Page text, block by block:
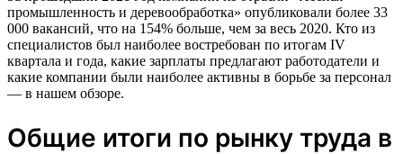
промышленность и деревообработка» опубликовали более 33
000 вакансий, что на 154% больше, чем за весь 2020. Кто из
специалистов был наиболее востребован по итогам IV
квартала и года, какие зарплаты предлагают работодатели и
какие компании были наиболее активны в борьбе за персонал
— в нашем обзоре.
Общие итоги по рынку труда в